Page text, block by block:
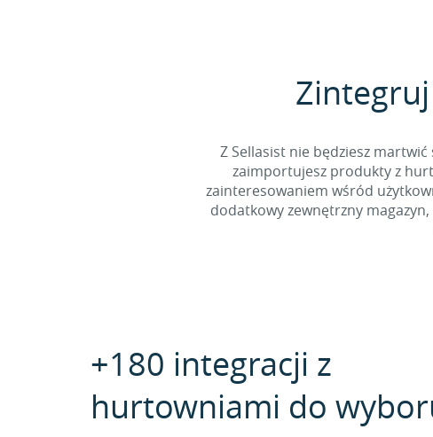
Z Sellasist nie będziesz
zaimportujesz produkty z
zainteresowaniem wśród
dodatkowy zewnętrzny
+180 integracji z
hurtowniami do